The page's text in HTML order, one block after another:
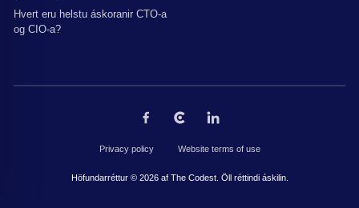
Hvert eru helstu áskoranir CTO-a
og CIO-a?
Privacy policy Website terms of use
Höfundarréttur © 2026 af The Codest. Öll réttindi áskilin.